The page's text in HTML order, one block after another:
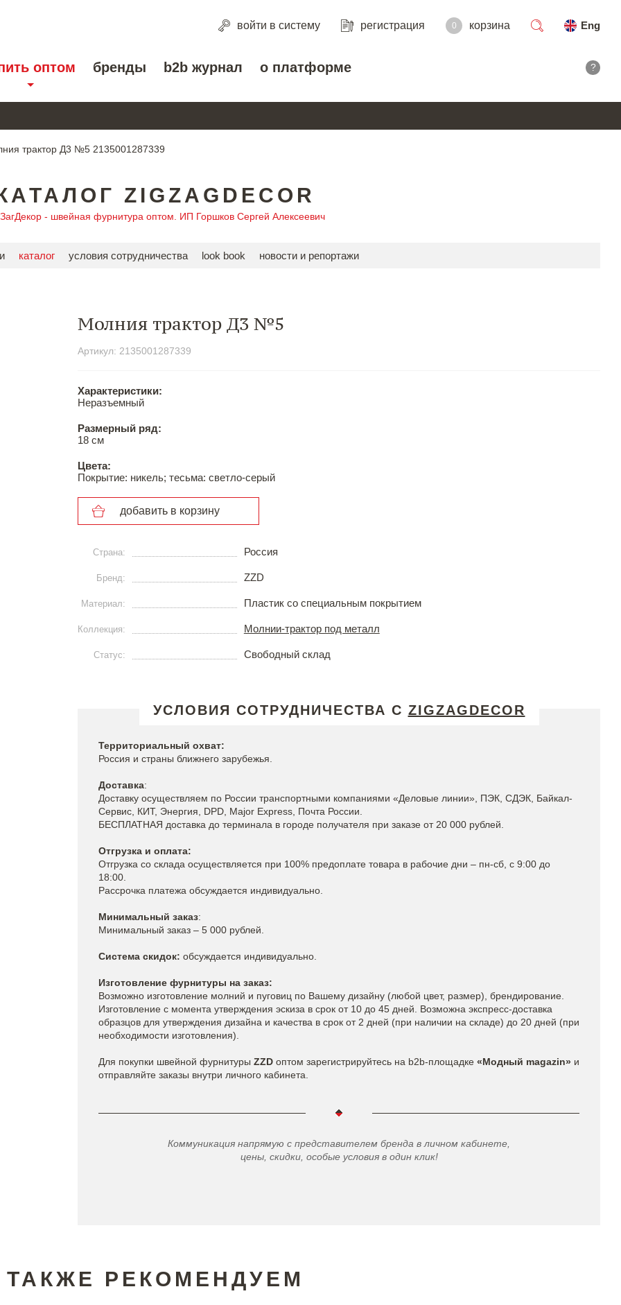
войти в систему регистрация 0 корзина
Eng
оптом бренды b2b журнал о платформе ?
трактор Д3 №5 2135001287339
ZIGZAGDECOR
- швейная фурнитура оптом. ИП Горшков Сергей Алексеевич
каталог условия сотрудничества look book новости и репортажи
Молния трактор Д3 №5
Артикул: 2135001287339
Характеристики:
Неразъемный
Размерный ряд:
18 см
Цвета:
Покрытие: никель; тесьма: светло-серый
добавить в корзину
Страна: Россия
Бренд: ZZD
Материал: Пластик со специальным покрытием
Коллекция: Молнии-трактор под металл
Статус: Свободный склад
УСЛОВИЯ СОТРУДНИЧЕСТВА С ZIGZAGDECOR
Территориальный охват:
Россия и страны ближнего зарубежья.
Доставка:
Доставку осуществляем по России транспортными компаниями «Деловые линии», ПЭК, СДЭК, Байкал-
Сервис, КИТ, Энергия, DPD, Major Express, Почта России.
БЕСПЛАТНАЯ доставка до терминала в городе получателя при заказе от 20 000 рублей.
Отгрузка и оплата:
Отгрузка со склада осуществляется при 100% предоплате товара в рабочие дни – пн-сб, с 9:00 до
18:00.
Рассрочка платежа обсуждается индивидуально.
Минимальный заказ:
Минимальный заказ – 5 000 рублей.
Система скидок: обсуждается индивидуально.
Изготовление фурнитуры на заказ:
Возможно изготовление молний и пуговиц по Вашему дизайну (любой цвет, размер), брендирование.
Изготовление с момента утверждения эскиза в срок от 10 до 45 дней. Возможна экспресс-доставка
образцов для утверждения дизайна и качества в срок от 2 дней (при наличии на складе) до 20 дней (при
необходимости изготовления).
Для покупки швейной фурнитуры ZZD оптом зарегистрируйтесь на b2b-площадке «Модный magazin» и
отправляйте заказы внутри личного кабинета.
Коммуникация напрямую с представителем бренда в личном кабинете,
цены, скидки, особые условия в один клик!
ТАКЖЕ РЕКОМЕНДУЕМ